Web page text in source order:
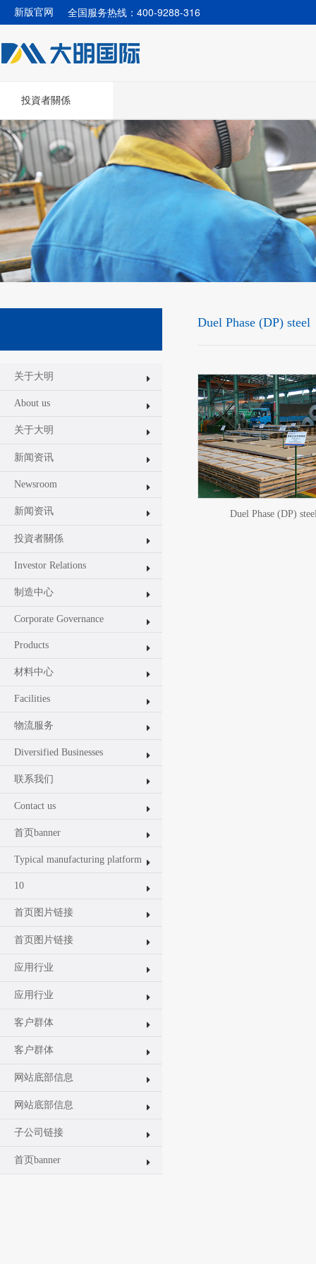
新版官网 全国服务热线：400-9288-316
投資者關係
关于大明
About us
关于大明
新闻资讯
Newsroom
新闻资讯
投資者關係
Investor Relations
制造中心
Corporate Governance
Products
材料中心
Facilities
物流服务
Diversified Businesses
联系我们
Contact us
首页banner
Typical manufacturing platform
10
首页图片链接
首页图片链接
应用行业
应用行业
客户群体
客户群体
网站底部信息
网站底部信息
子公司链接
首页banner
Duel Phase (DP) steel
Duel Phase (DP)